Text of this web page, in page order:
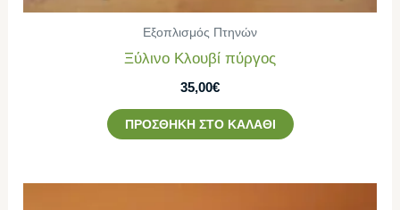
Εξοπλισμός Πτηνών
Ξύλινο Κλουβί πύργος
35,00€
ΠΡΟΣΘΉΚΗ ΣΤΟ ΚΑΛΆΘΙ